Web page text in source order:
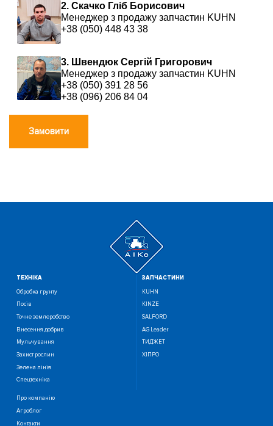
2. Скачко Гліб Борисович
Менеджер з продажу запчастин KUHN
+38 (050) 448 43 38
3. Швендюк Сергій Григорович
Менеджер з продажу запчастин KUHN
+38 (050) 391 28 56
+38 (096) 206 84 04
Замовити
ТЕХНIКА
Обробка грунту
Посiв
Точне землеробство
Внесення добрив
Мульчування
Захист рослин
Зелена лінія
Спецтехніка
ЗАПЧАСТИНИ
KUHN
KINZE
SALFORD
AG Leader
ТИДЖЕТ
ХІПРО
Про компанію
Агроблог
Контакти